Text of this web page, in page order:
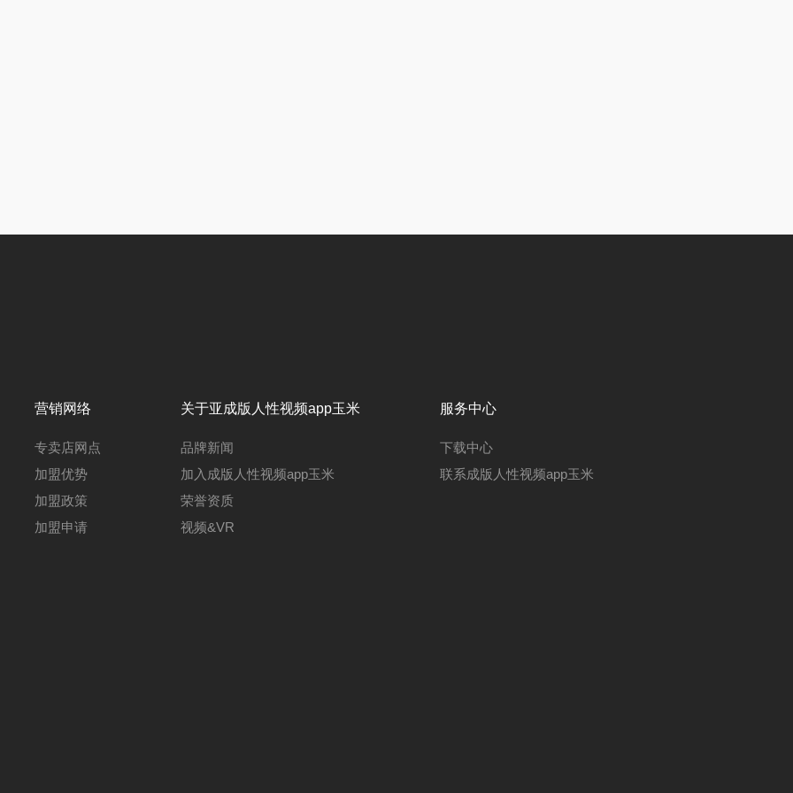
营销网络
专卖店网点
加盟优势
加盟政策
加盟申请
关于亚成版人性视频app玉米
品牌新闻
加入成版人性视频app玉米
荣誉资质
视频&VR
服务中心
下载中心
联系成版人性视频app玉米